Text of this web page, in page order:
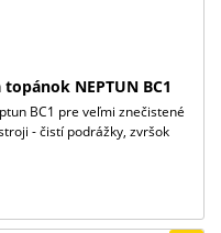
NEPTUN BC1
BC1 pre veľmi znečistené
- čistí podrážky, zvršok